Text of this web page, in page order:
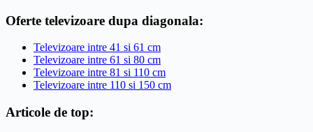
Oferte televizoare dupa diagonala:
Televizoare intre 41 si 61 cm
Televizoare intre 61 si 80 cm
Televizoare intre 81 si 110 cm
Televizoare intre 110 si 150 cm
Articole de top: